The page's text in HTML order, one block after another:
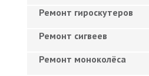
Ремонт гироскутеров
Ремонт сигвеев
Ремонт моноколёса